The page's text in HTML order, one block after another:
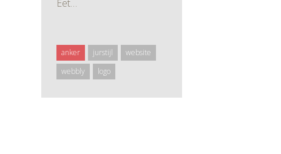
Eet…
anker jurstijl
website
webbly
logo